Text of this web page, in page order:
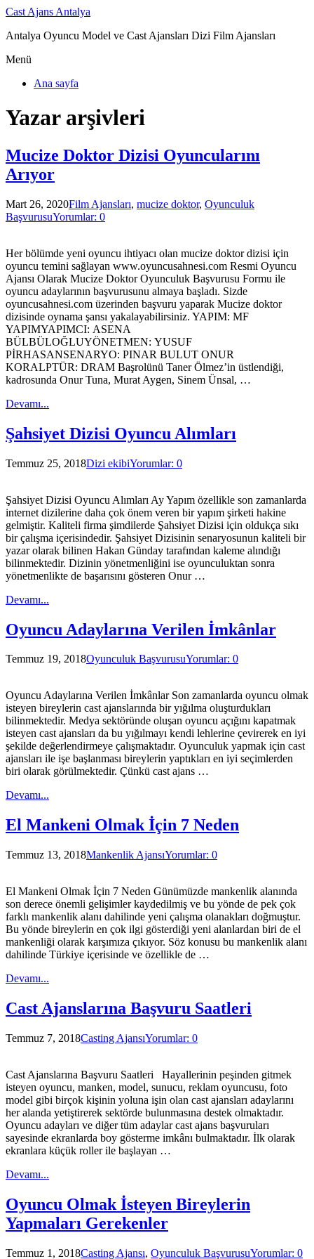
Cast Ajans Antalya
Antalya Oyuncu Model ve Cast Ajansları Dizi Film Ajansları
Menü
Ana sayfa
Yazar arşivleri
Mucize Doktor Dizisi Oyuncularını
Arıyor
Mart 26, 2020Film Ajansları, mucize doktor, Oyunculuk
BaşvurusuYorumlar: 0
Her bölümde yeni oyuncu ihtiyacı olan mucize doktor dizisi için
oyuncu temini sağlayan www.oyuncusahnesi.com Resmi Oyuncu
Ajansı Olarak Mucize Doktor Oyunculuk Başvurusu Formu ile
oyuncu adaylarının başvurusunu almaya başladı. Sizde
oyuncusahnesi.com üzerinden başvuru yaparak Mucize doktor
dizisinde oynama şansı yakalayabilirsiniz. YAPIM: MF
YAPIMYAPIMCI: ASENA
BÜLBÜLOĞLUYÖNETMEN: YUSUF
PİRHASANSENARYO: PINAR BULUT ONUR
KORALPTÜR: DRAM Başrolünü Taner Ölmez’in üstlendiği,
kadrosunda Onur Tuna, Murat Aygen, Sinem Ünsal, …
Devamı...
Şahsiyet Dizisi Oyuncu Alımları
Temmuz 25, 2018Dizi ekibiYorumlar: 0
Şahsiyet Dizisi Oyuncu Alımları Ay Yapım özellikle son zamanlarda
internet dizilerine daha çok önem veren bir yapım şirketi hakine
gelmiştir. Kaliteli firma şimdilerde Şahsiyet Dizisi için oldukça sıkı
bir çalışma içerisindedir. Şahsiyet Dizisinin senaryosunun kaliteli bir
yazar olarak bilinen Hakan Günday tarafından kaleme alındığı
bilinmektedir. Dizinin yönetmenliğini ise oyunculuktan sonra
yönetmenlikte de başarısını gösteren Onur …
Devamı...
Oyuncu Adaylarına Verilen İmkânlar
Temmuz 19, 2018Oyunculuk BaşvurusuYorumlar: 0
Oyuncu Adaylarına Verilen İmkânlar Son zamanlarda oyuncu olmak
isteyen bireylerin cast ajanslarında bir yığılma oluşturdukları
bilinmektedir. Medya sektöründe oluşan oyuncu açığını kapatmak
isteyen cast ajansları da bu yığılmayı kendi lehlerine çevirerek en iyi
şekilde değerlendirmeye çalışmaktadır. Oyunculuk yapmak için cast
ajansları ile işe başlanması bireylerin yaptıkları en iyi seçimlerden
biri olarak görülmektedir. Çünkü cast ajans …
Devamı...
El Mankeni Olmak İçin 7 Neden
Temmuz 13, 2018Mankenlik AjansıYorumlar: 0
El Mankeni Olmak İçin 7 Neden Günümüzde mankenlik alanında
son derece önemli gelişimler kaydedilmiş ve bu yönde de pek çok
farklı mankenlik alanı dahilinde yeni çalışma olanakları doğmuştur.
Bu yönde bireylerin en çok ilgi gösterdiği yeni alanlardan biri de el
mankenliği olarak karşımıza çıkıyor. Söz konusu bu mankenlik alanı
dahilinde Türkiye içerisinde ve özellikle de …
Devamı...
Cast Ajanslarına Başvuru Saatleri
Temmuz 7, 2018Casting AjansıYorumlar: 0
Cast Ajanslarına Başvuru Saatleri Hayallerinin peşinden gitmek
isteyen oyuncu, manken, model, sunucu, reklam oyuncusu, foto
model gibi birçok kişinin yoluna işin olan cast ajansları adaylarını
her alanda yetiştirerek sektörde bulunmasına destek olmaktadır.
Oyuncu adayları ve diğer tüm adaylar cast ajans başvuruları
sayesinde ekranlarda boy gösterme imkânı bulmaktadır. İlk olarak
ekranlara küçük roller ile başlayan …
Devamı...
Oyuncu Olmak İsteyen Bireylerin
Yapmaları Gerekenler
Temmuz 1, 2018Casting Ajansı, Oyunculuk BaşvurusuYorumlar: 0